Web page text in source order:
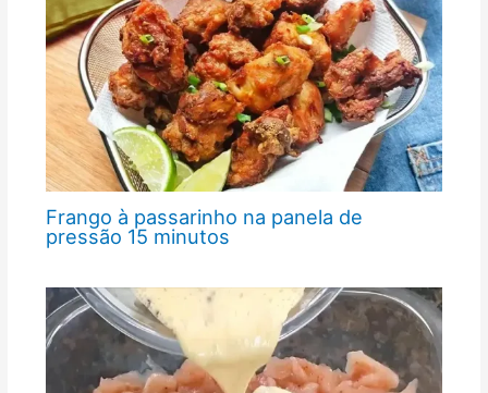
Frango à passarinho na panela de
pressão 15 minutos